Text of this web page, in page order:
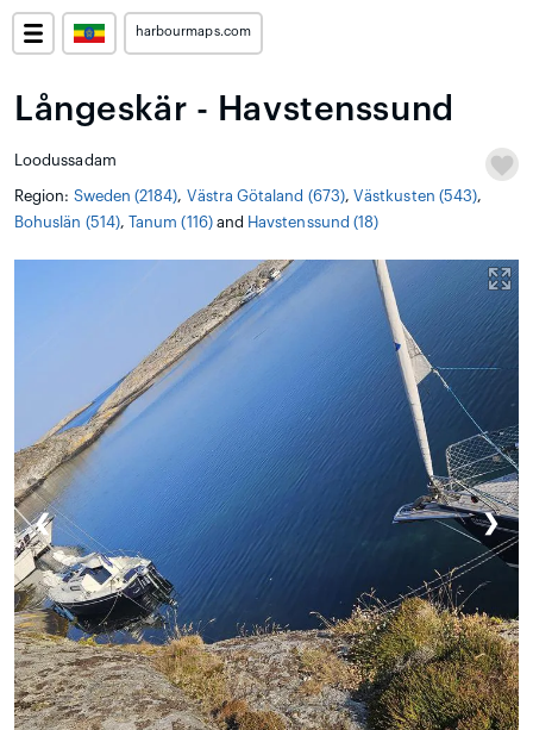
harbourmaps.com
Långeskär - Havstenssund
Loodussadam
Region: Sweden (2184), Västra Götaland (673),Västkusten (543),
Bohuslän (514),Tanum (116)and Havstenssund (18)
❮ ❯